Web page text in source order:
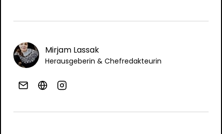
Mirjam Lassak
Herausgeberin & Chefredakteurin